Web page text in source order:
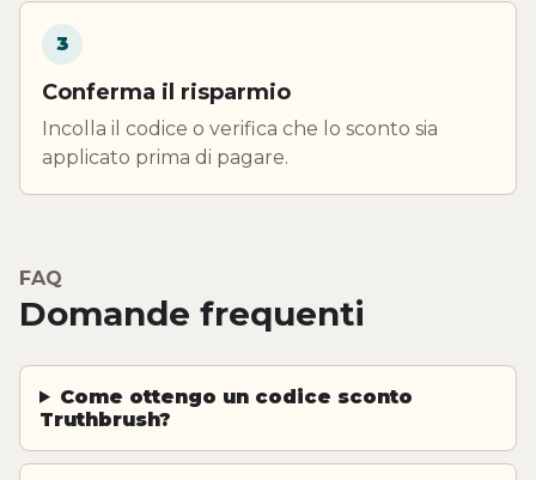
3
Conferma il risparmio
Incolla il codice o verifica che lo sconto sia
applicato prima di pagare.
FAQ
Domande frequenti
Come ottengo un codice sconto
Truthbrush?